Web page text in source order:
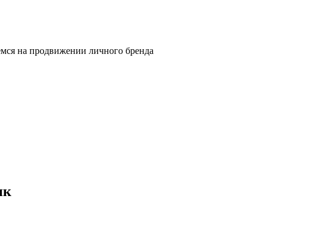
на продвижении личного бренда